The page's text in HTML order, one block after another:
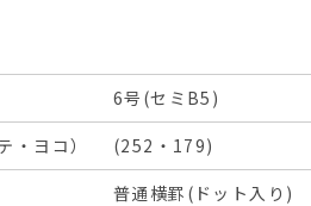
6号(セミB5)
・ヨコ）
(252・179)
普通横罫(ドット入り)